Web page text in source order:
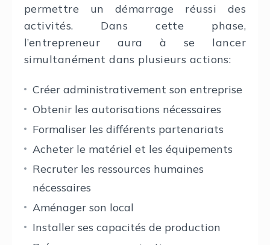
permettre un démarrage réussi des
activités. Dans cette phase,
l’entrepreneur aura à se lancer
simultanément dans plusieurs actions:
Créer administrativement son entreprise
Obtenir les autorisations nécessaires
Formaliser les différents partenariats
Acheter le matériel et les équipements
Recruter les ressources humaines
nécessaires
Aménager son local
Installer ses capacités de production